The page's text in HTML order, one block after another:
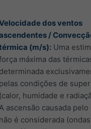
dos ventos
/
(m/s): Uma
máxima das
determinada
pelas condições de
(calor, humidade e
ascensão causada
não é considerada (ondas